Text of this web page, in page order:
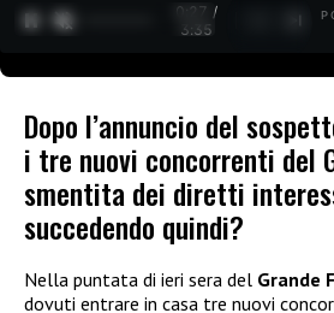
0:27 /
3:35
Dopo l’annuncio del
i tre nuovi concorrenti del
smentita dei diretti
succedendo quindi?
Nella puntata di ieri sera del Grande
dovuti entrare in casa tre nuovi